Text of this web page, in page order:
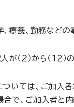
養、勤務
が（２）から（１
いては、ご加入
で、ご加入者と